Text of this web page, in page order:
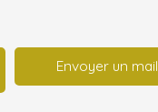
Envoyer un mail